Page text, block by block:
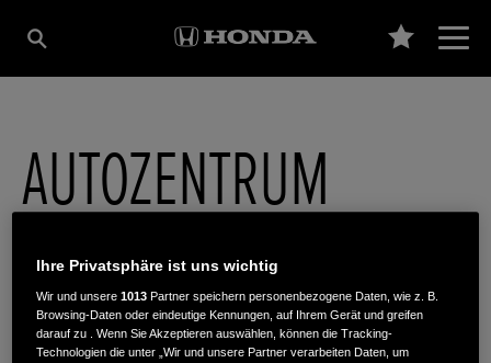
AUTOZENTRUM
FRICKE GMBH
Nikolaus Otto Str. 5,59557,Lippstadt
Ihre Privatsphäre ist uns wichtig
Wir und unsere1013 Partner speichern personenbezogene Daten, wie z. B.
Browsing-Daten oder eindeutige Kennungen, auf Ihrem Gerät und greifen
darauf zu . Wenn Sie Akzeptieren auswählen, können die Tracking-
Technologien die unter „Wir und unsere Partner verarbeiten Daten, um